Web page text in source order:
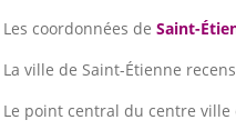
Les coordonnées de Saint-
La ville de Saint-Étienne
Le point central du centre ville